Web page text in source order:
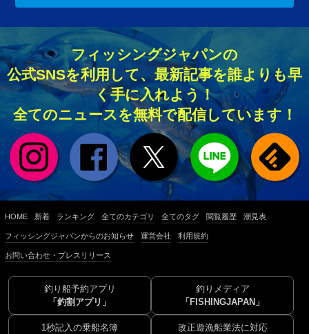
フィッシングジャパンの
公式SNSを利用して、最新記事を誰よりも早
く手に入れよう！
全てのニュースを無料で配信しています！
HOME 新着 ランキング 全てのカテゴリ 全てのタグ 閲覧履歴 潮見表
フィッシングジャパンからのお知らせ 運営会社 利用規約
お問い合わせ・プレスリリース
釣り船予約アプリ
「釣割アプリ」
釣りメディア
「FISHINGJAPAN」
1秒記入の乗船名簿
改正遊漁船業法に対応